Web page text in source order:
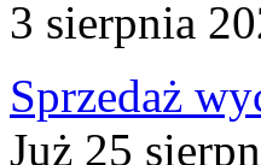
3 sierpnia
Sprzedaż
Już 25